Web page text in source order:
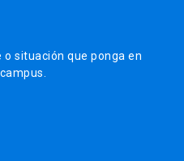
situación que ponga en